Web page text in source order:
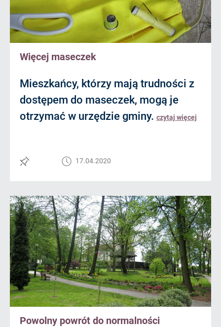
Więcej maseczek
Mieszkańcy, którzy mają trudności z
dostępem do maseczek, mogą je
otrzymać w urzędzie gminy. czytaj więcej
17.04.2020
Powolny powrót do normalności